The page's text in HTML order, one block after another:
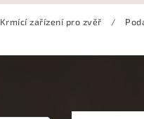
Krmící zařízení pro zvěř /